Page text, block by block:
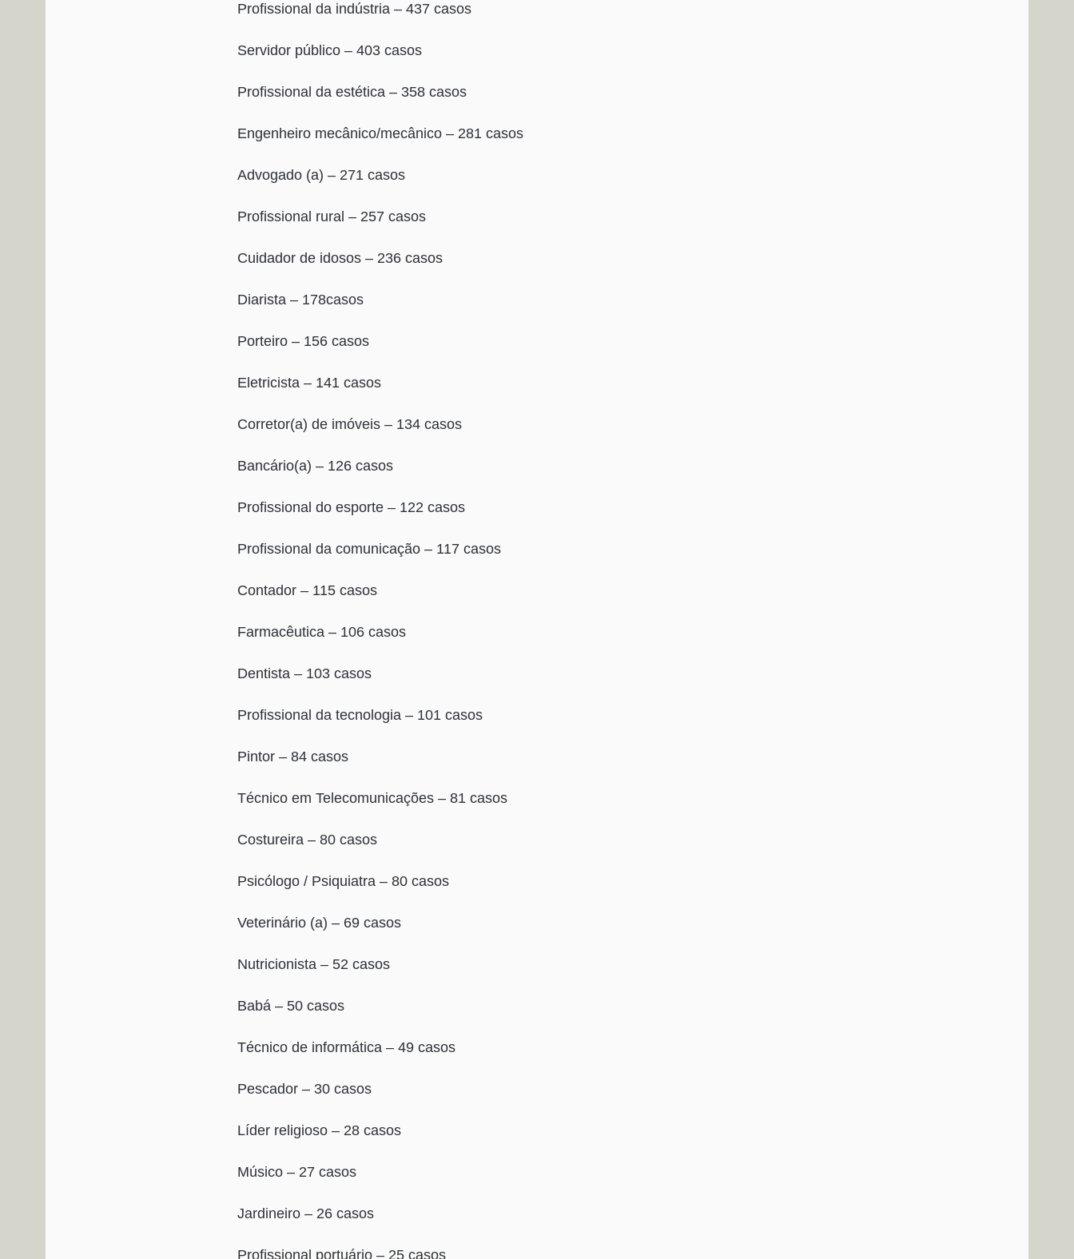
Profissional da indústria – 437 casos
Servidor público – 403 casos
Profissional da estética – 358 casos
Engenheiro mecânico/mecânico – 281 casos
Advogado (a) – 271 casos
Profissional rural – 257 casos
Cuidador de idosos – 236 casos
Diarista – 178casos
Porteiro – 156 casos
Eletricista – 141 casos
Corretor(a) de imóveis – 134 casos
Bancário(a) – 126 casos
Profissional do esporte – 122 casos
Profissional da comunicação – 117 casos
Contador – 115 casos
Farmacêutica – 106 casos
Dentista – 103 casos
Profissional da tecnologia – 101 casos
Pintor – 84 casos
Técnico em Telecomunicações – 81 casos
Costureira – 80 casos
Psicólogo / Psiquiatra – 80 casos
Veterinário (a) – 69 casos
Nutricionista – 52 casos
Babá – 50 casos
Técnico de informática – 49 casos
Pescador – 30 casos
Líder religioso – 28 casos
Músico – 27 casos
Jardineiro – 26 casos
Profissional portuário – 25 casos